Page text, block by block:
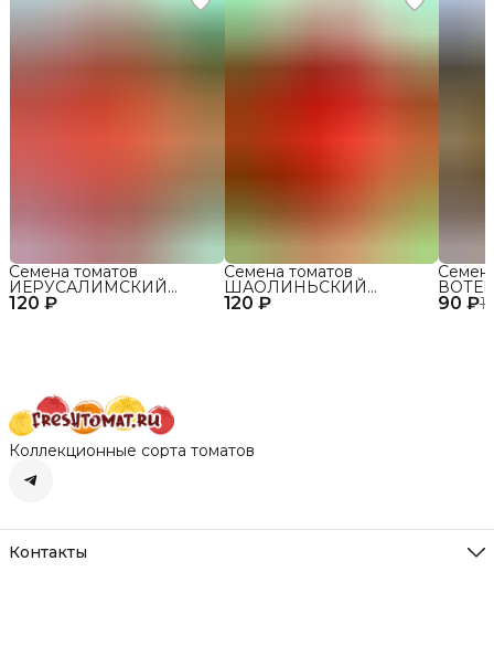
120 ₽
Семена томатов
ИЕРУСАЛИМСКИЙ
ГИГАНТ сорт для 120 ₽
Семена томатов
ШАОЛИНЬСКИЙ
ВЕЛИКАН сорт для 90 ₽
Коллекционные сорта томатов
Контакты